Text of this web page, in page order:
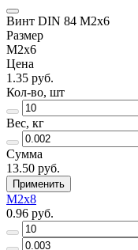
Винт DIN 84 М2х6
Размер
М2х6
Цена
1.35 руб.
Кол-во, шт
Вес, кг
Сумма
13.50 руб.
Применить
М2х8
0.96 руб.